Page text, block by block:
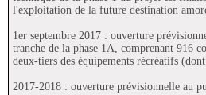
l'exploitation de la future destination
1er septembre 2017 : ouverture
tranche de la phase 1A, comprenant 916
deux-tiers des équipements récréatifs
2017-2018 : ouverture prévisionnelle au